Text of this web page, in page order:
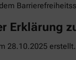
Erklärung
28.10.2025